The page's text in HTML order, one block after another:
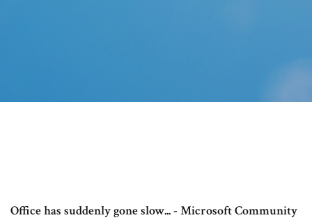
Office has suddenly gone slow... - Microsoft Community